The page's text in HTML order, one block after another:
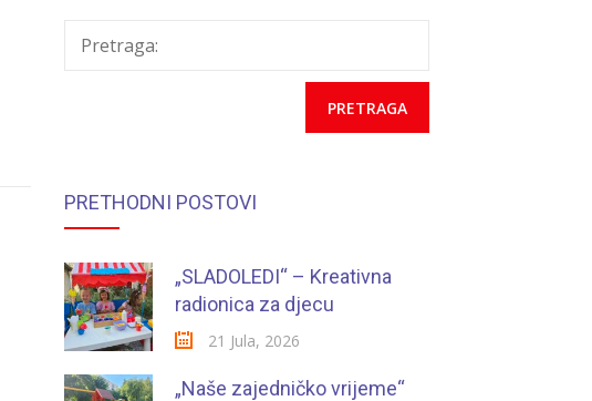
Pretraga:
PRETHODNI POSTOVI
„SLADOLEDI“ – Kreativna
radionica za djecu
21 Jula, 2026
„Naše zajedničko vrijeme“